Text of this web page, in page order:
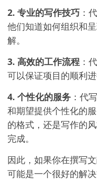
2. 专业的写作技巧 ：
他们知道如何组织和
解。
3. 高效的工作流程 ：
可以保证项目的顺利进
4. 个性化的服务 ：代
和期望提供个性化的
的格式，还是写作的
完成。
因此，如果你在撰写
可能是一个很好的解